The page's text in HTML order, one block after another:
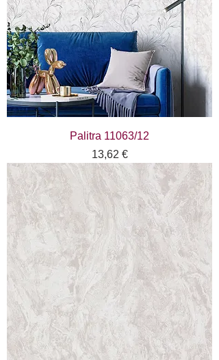
Palitra 11063/12
Цена
13,62 €